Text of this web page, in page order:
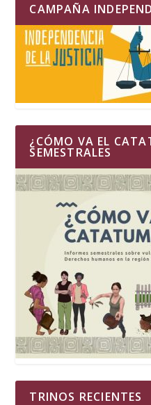
CAMPAÑA
¿CÓMO VA EL
SEMESTRALES
TRINOS RECIENTES